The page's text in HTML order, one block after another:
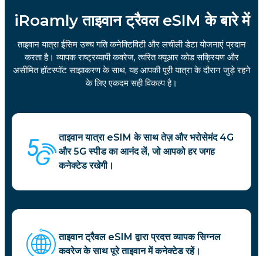
iRoamly ताइवान ट्रैवल eSIM के बारे में
ताइवान यात्रा ईसिम उच्च गति कनेक्टिविटी और लचीली डेटा योजनाएं प्रदान
करता है। व्यापक राष्ट्रव्यापी कवरेज, त्वरित क्यूआर कोड सक्रियण और
असीमित हॉटस्पॉट साझाकरण के साथ, यह आपकी पूरी यात्रा के दौरान जुड़े रहने
के लिए एकदम सही विकल्प है।
ताइवान यात्रा eSIM के साथ तेज़ और भरोसेमंद 4G
और 5G स्पीड का आनंद लें, जो आपको हर जगह
कनेक्टेड रखेगी।
ताइवान ट्रैवल eSIM द्वारा प्रदत्त व्यापक सिग्नल
कवरेज के साथ पूरे ताइवान में कनेक्टेड रहें।